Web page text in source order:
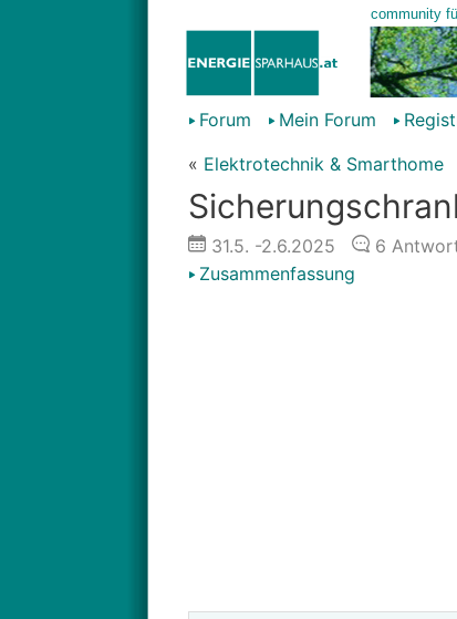
Forum Mein Forum
« Elektrotechnik & Smarthome
31.5. -2.6.2025 6
Zusammenfassung